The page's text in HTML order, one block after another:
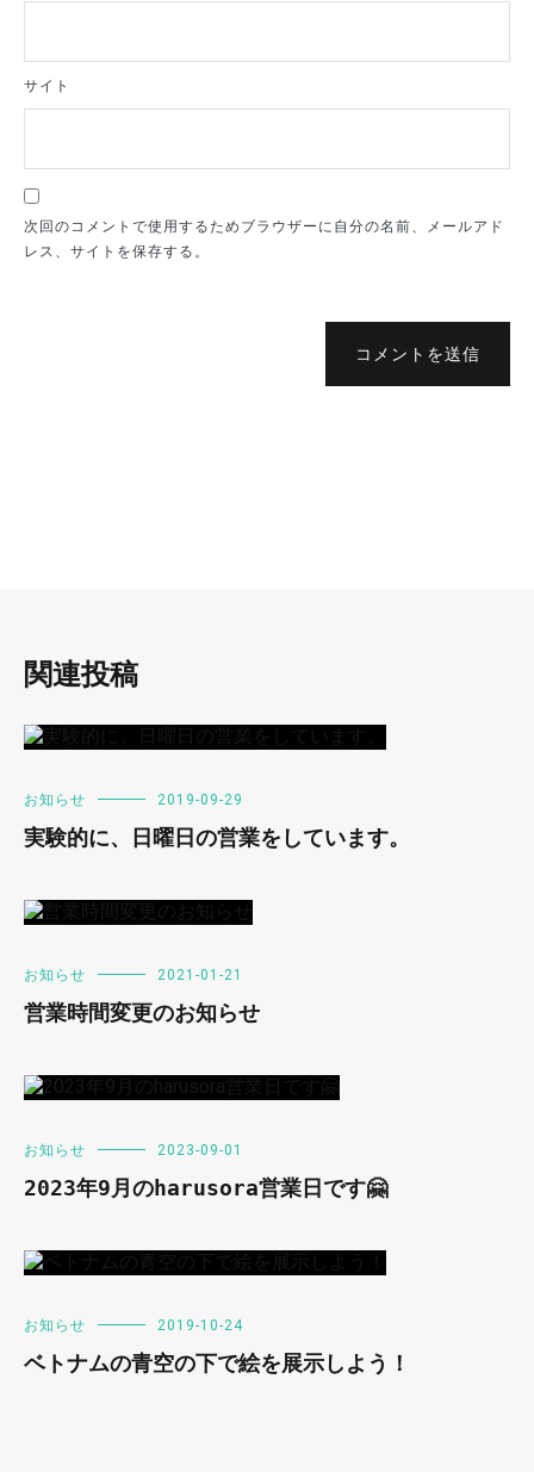
サイト
次回のコメントで使用するためブラウザーに自分の名前、メールアド
レス、サイトを保存する。
コメントを送信
関連投稿
お知らせ 2019-09-29
実験的に、日曜日の営業をしています。
お知らせ 2021-01-21
営業時間変更のお知らせ
お知らせ 2023-09-01
2023年9月のharusora営業日です🤗
お知らせ 2019-10-24
ベトナムの青空の下で絵を展示しよう！